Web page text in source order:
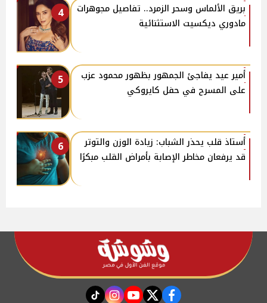
4
بريق الألماس وسحر الزمرد.. تفاصيل مجوهرات
مادوري ديكسيت الاستثنائية
5
أمير عيد يفاجئ الجمهور بظهور محمود عزب
على المسرح في حفل كايروكي
6
أستاذ قلب يحذر الشباب: زيادة الوزن والتوتر
قد يرفعان مخاطر الإصابة بأمراض القلب مبكرًا